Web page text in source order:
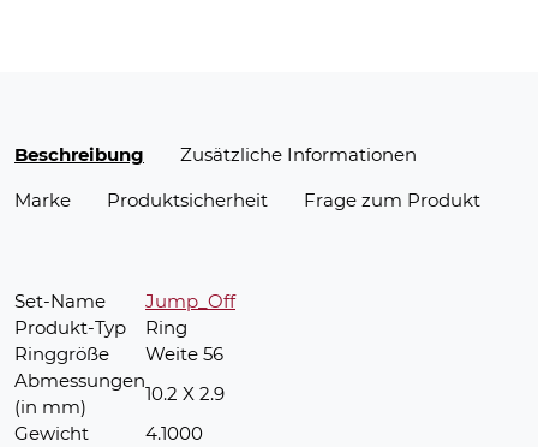
Beschreibung
Zusätzliche Informationen
Marke
Produktsicherheit Frage zum Produkt
Set-Name
Jump_Off
Produkt-Typ
Ring
Ringgröße
Weite 56
Abmessungen
(in mm)
10.2 X 2.9
Gewicht
4.1000